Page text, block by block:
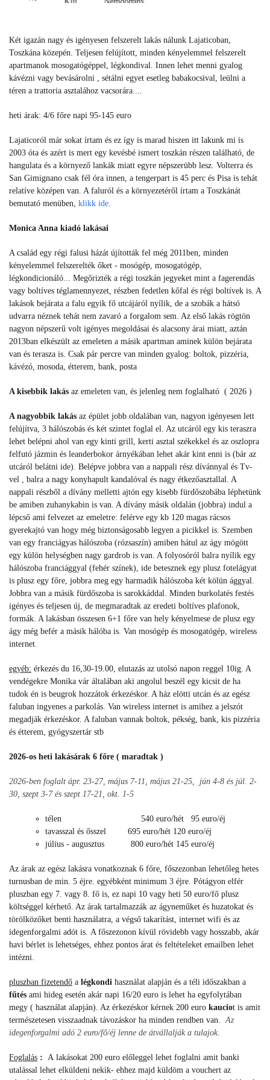
fi
Két igazán nagy és igényesen felszerelt lakás nálunk Lajaticoban,
Toszkána közepén. Teljesen felújított, minden kényelemmel felszerelt
apartmanok mosogatógéppel, légkondival. Innen lehet menni gyalog
kávézni vagy bevásárolni , sétálni egyet esetleg babakocsival, leülni a
téren a trattoria asztalához vacsorára....
heti árak: 4/6 főre napi 95-145 euro
Lajaticoról már sokat írtam és ez így is marad hiszen itt lakunk mi is
2003 óta és azért is mert egy kevésbé ismert toszkán részen található, de
hangulata és a környező lankák miatt egyre népszerübb lesz. Volterra és
San Gimignano csak fél óra innen, a tengerpart is 45 perc és Pisa is tehát
relatíve középen van. A faluról és a környezetéről írtam a Toszkánát
bemutató menüben, klikk ide
Monica Anna kiadó lakásai
A család egy régi falusi házát újították fel még 2011ben, minden
kényelemmel felszerelték őket - mosógép, mosogatógép,
légkondicionáló... Megőrizték a régi toszkán jegyeket mint a fagerendás
vagy boltíves téglamennyezet, részben fedetlen kőfal és régi boltívek is. A
lakások bejárata a falu egyik fő utcájáról nyílik, de a szobák a hátsó
udvarra néznek tehát nem zavaró a forgalom sem. Az első lakás rögtön
nagyon népszerű volt igényes megoldásai és alacsony árai miatt, aztán
2013ban elkészült az emeleten a másik apartman aminek külön bejárata
van és terasza is. Csak pár percre van minden gyalog: boltok, pizzéria,
kávézó, mosoda, étterem, bank, posta
A kisebbik lakás az emeleten van, és jelenleg nem foglalható ( 2026 )
A nagyobbik lakás az épület jobb oldalában van, nagyon igényesen lett
felújítva, 3 hálószobás és két szintet foglal el. Az utcáról egy kis teraszra
lehet belépni ahol van egy kinti grill, kerti asztal székekkel és az oszlopra
felfutó jázmin és leanderbokor árnyékában lehet akár kint enni is (bár az
utcáról belátni ide). Belépve jobbra van a nappali rész dívánnyal és Tv-
vel , balra a nagy konyhapult kandalóval és nagy étkezőasztallal. A
nappali részből a dívány melletti ajtón egy kisebb fürdőszobába léphetünk
be amiben zuhanykabin is van. A dívány másik oldalán (jobbra) indul a
lépcső ami felvezet az emeletre: felérve egy kb 120 magas rácsos
gyerekajtó van hogy még biztonságosabb legyen a picikkel is. Szemben
van egy franciágyas hálószoba (rózsaszín) amiben hátul az ágy mögött
egy külön helységben nagy gardrob is van. A folyosóról balra nyílik egy
hálószoba franciággyal (fehér színek), ide betesznek egy plusz fotelágyat
is plusz egy főre, jobbra meg egy harmadik hálószoba két kölün ággyal.
Jobbra van a másik fürdőszoba is sarokkáddal. Minden burkolatés festés
igényes és teljesen új, de megmaradtak az eredeti boltíves plafonok,
formák. A lakásban összesen 6+1 főre van hely kényelmese de plusz egy
ágy még befér a másik hálóba is. Van mosógép és mosogatógép, wireless
internet.
egyéb: érkezés du 16,30-19.00, elutazás az utolsó napon reggel 10ig. A
vendégekre Monika vár általában aki angolul beszél egy kicsit de ha
tudok én is beugrok hozzátok érkezéskor. A ház elötti utcán és az egész
faluban ingyenes a parkolás. Van wireless internet is amihez a jelszót
megadják érkezéskor. A faluban vannak boltok, pékség, bank, kis pizzéria
és étterem, gyógyszertár stb
2026-os heti lakásárak 6 főre ( maradtak )
2026-ben foglalt ápr. 23-27, május 7-11, május 21-25, jún 4-8 és júl. 2-
30, szept 3-7 és szept 17-21, okt. 1-5
télen 540 euro/hét 95 euro/éj
tavasszal és ősszel 695 euro/hét 120 euro/éj
július - augusztus 800 euro/hét 145 euro/éj
Az árak az egész lakásra vonatkoznak 6 főre, főszezonban lehetőleg hetes
turnusban de min. 5 éjre. egyébként minimum 3 éjre. Pótágyon elfér
pluszban egy 7. vagy 8. fő is, ez napi 10 vagy heti 50 euro/fő plusz
költséggel kérhető. Az árak tartalmazzák az ágyneműket és huzatokat és
törölközőket benti használatra, a végső takarítást, internet wifi és az
idegenforgalmi adót is. A főszezonon kívül rövidebb vagy hosszabb, akár
havi bérlet is lehetséges, ehhez pontos árat és feltételeket emailben lehet
intézni.
pluszban fizetendő a légkondi használat alapján és a téli időszakban a
fűtés ami hideg esetén akár napi 16/20 euro is lehet ha egyfolytában
megy ( használat alapján). Az érkezéskor kérnek 200 euro kauciot is amit
természetesen visszaadnak távozáskor ha minden rendben van. Az
idegenforgalmi adó 2 euro/fő/éj lenne de átvállalják a tulajok.
Foglalás :
A lakásokat 200 euro előleggel lehet foglalni amit banki
utalással lehet elküldeni nekik- ehhez majd küldöm a vouchert az